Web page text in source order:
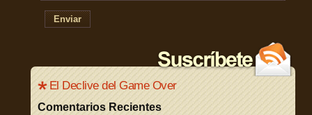
Enviar
El Declive del Game Over
Comentarios Recientes